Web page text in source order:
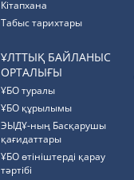
Кітапхана
Табыс тарихтары
ҰЛТТЫҚ БАЙЛАНЫС
ОРТАЛЫҒЫ
ҰБО туралы
ҰБО құрылымы
ЭЫДҰ-ның Басқарушы
қағидаттары
ҰБО өтініштерді қарау
тәртібі